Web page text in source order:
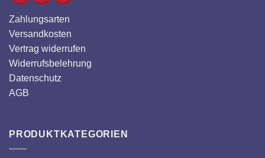
Zahlungsarten
Versandkosten
Vertrag widerrufen
Widerrufsbelehrung
Datenschutz
AGB
PRODUKTKATEGORIEN